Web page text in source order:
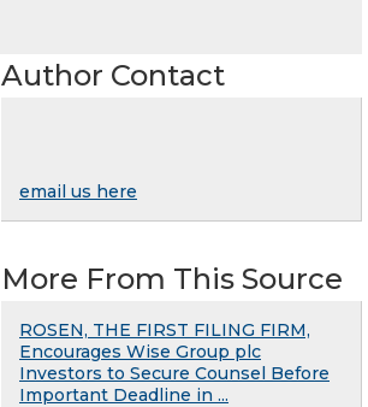
Author Contact
email us here
More From This Source
ROSEN, THE FIRST FILING FIRM,
Encourages Wise Group plc
Investors to Secure Counsel Before
Important Deadline in ...